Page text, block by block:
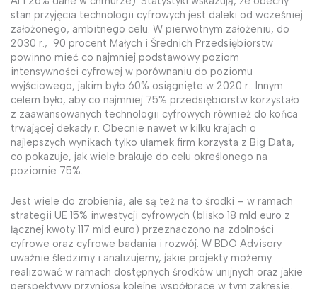
stan przyjęcia technologii cyfrowych jest daleki od wcześniej
założonego, ambitnego celu. W pierwotnym założeniu, do
2030 r., 90 procent Małych i Średnich Przedsiębiorstw
powinno mieć co najmniej podstawowy poziom
intensywności cyfrowej w porównaniu do poziomu
wyjściowego, jakim było 60% osiągnięte w 2020 r.. Innym
celem było, aby co najmniej 75% przedsiębiorstw korzystało
z zaawansowanych technologii cyfrowych również do końca
trwającej dekady r. Obecnie nawet w kilku krajach o
najlepszych wynikach tylko ułamek firm korzysta z Big Data,
co pokazuje, jak wiele brakuje do celu określonego na
poziomie 75%.
Jest wiele do zrobienia, ale są też na to środki – w ramach
strategii UE 15% inwestycji cyfrowych (blisko 18 mld euro z
łącznej kwoty 117 mld euro) przeznaczono na zdolności
cyfrowe oraz cyfrowe badania i rozwój. W BDO Advisory
uważnie śledzimy i analizujemy, jakie projekty możemy
realizować w ramach dostępnych środków unijnych oraz jakie
perspektywy przyniosą kolejne współprace w tym zakresie.